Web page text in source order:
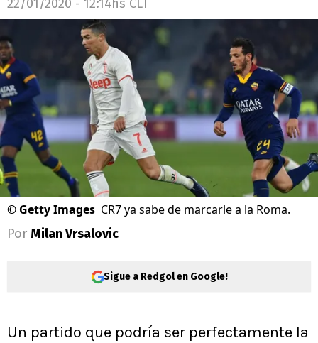
22/01/2020 - 12:14hs CLT
© Getty Images CR7 ya sabe de marcarle a la Roma.
Por Milan Vrsalovic
Sigue a Redgol en Google!
Un partido que podría ser perfectamente la